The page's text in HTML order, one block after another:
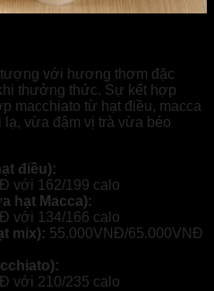
với hương thơm đặc
thưởng thức. Sự kết hợp
macchiato từ hạt điều, macca
vừa đậm vị trà vừa béo
điều):
với 162/199 calo
hạt Macca):
với 134/166 calo
mix): 55.000VNĐ/65.000VNĐ
với 210/235 calo